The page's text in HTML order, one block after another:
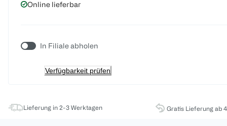
Online lieferbar
In Filiale abholen
Verfügbarkeit prüfen
Lieferung in 2-3 Werktagen Gratis Lieferung ab